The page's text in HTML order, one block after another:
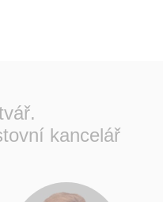
kancelář